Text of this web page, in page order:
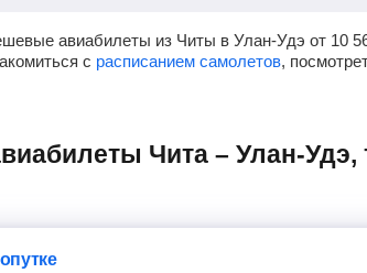
авиабилеты из Читы в Улан-Удэ от 10
с расписанием самолетов,